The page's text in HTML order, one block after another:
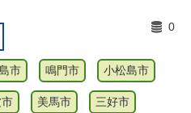
0
市 鳴門市 小松島市
市 美馬市 三好市